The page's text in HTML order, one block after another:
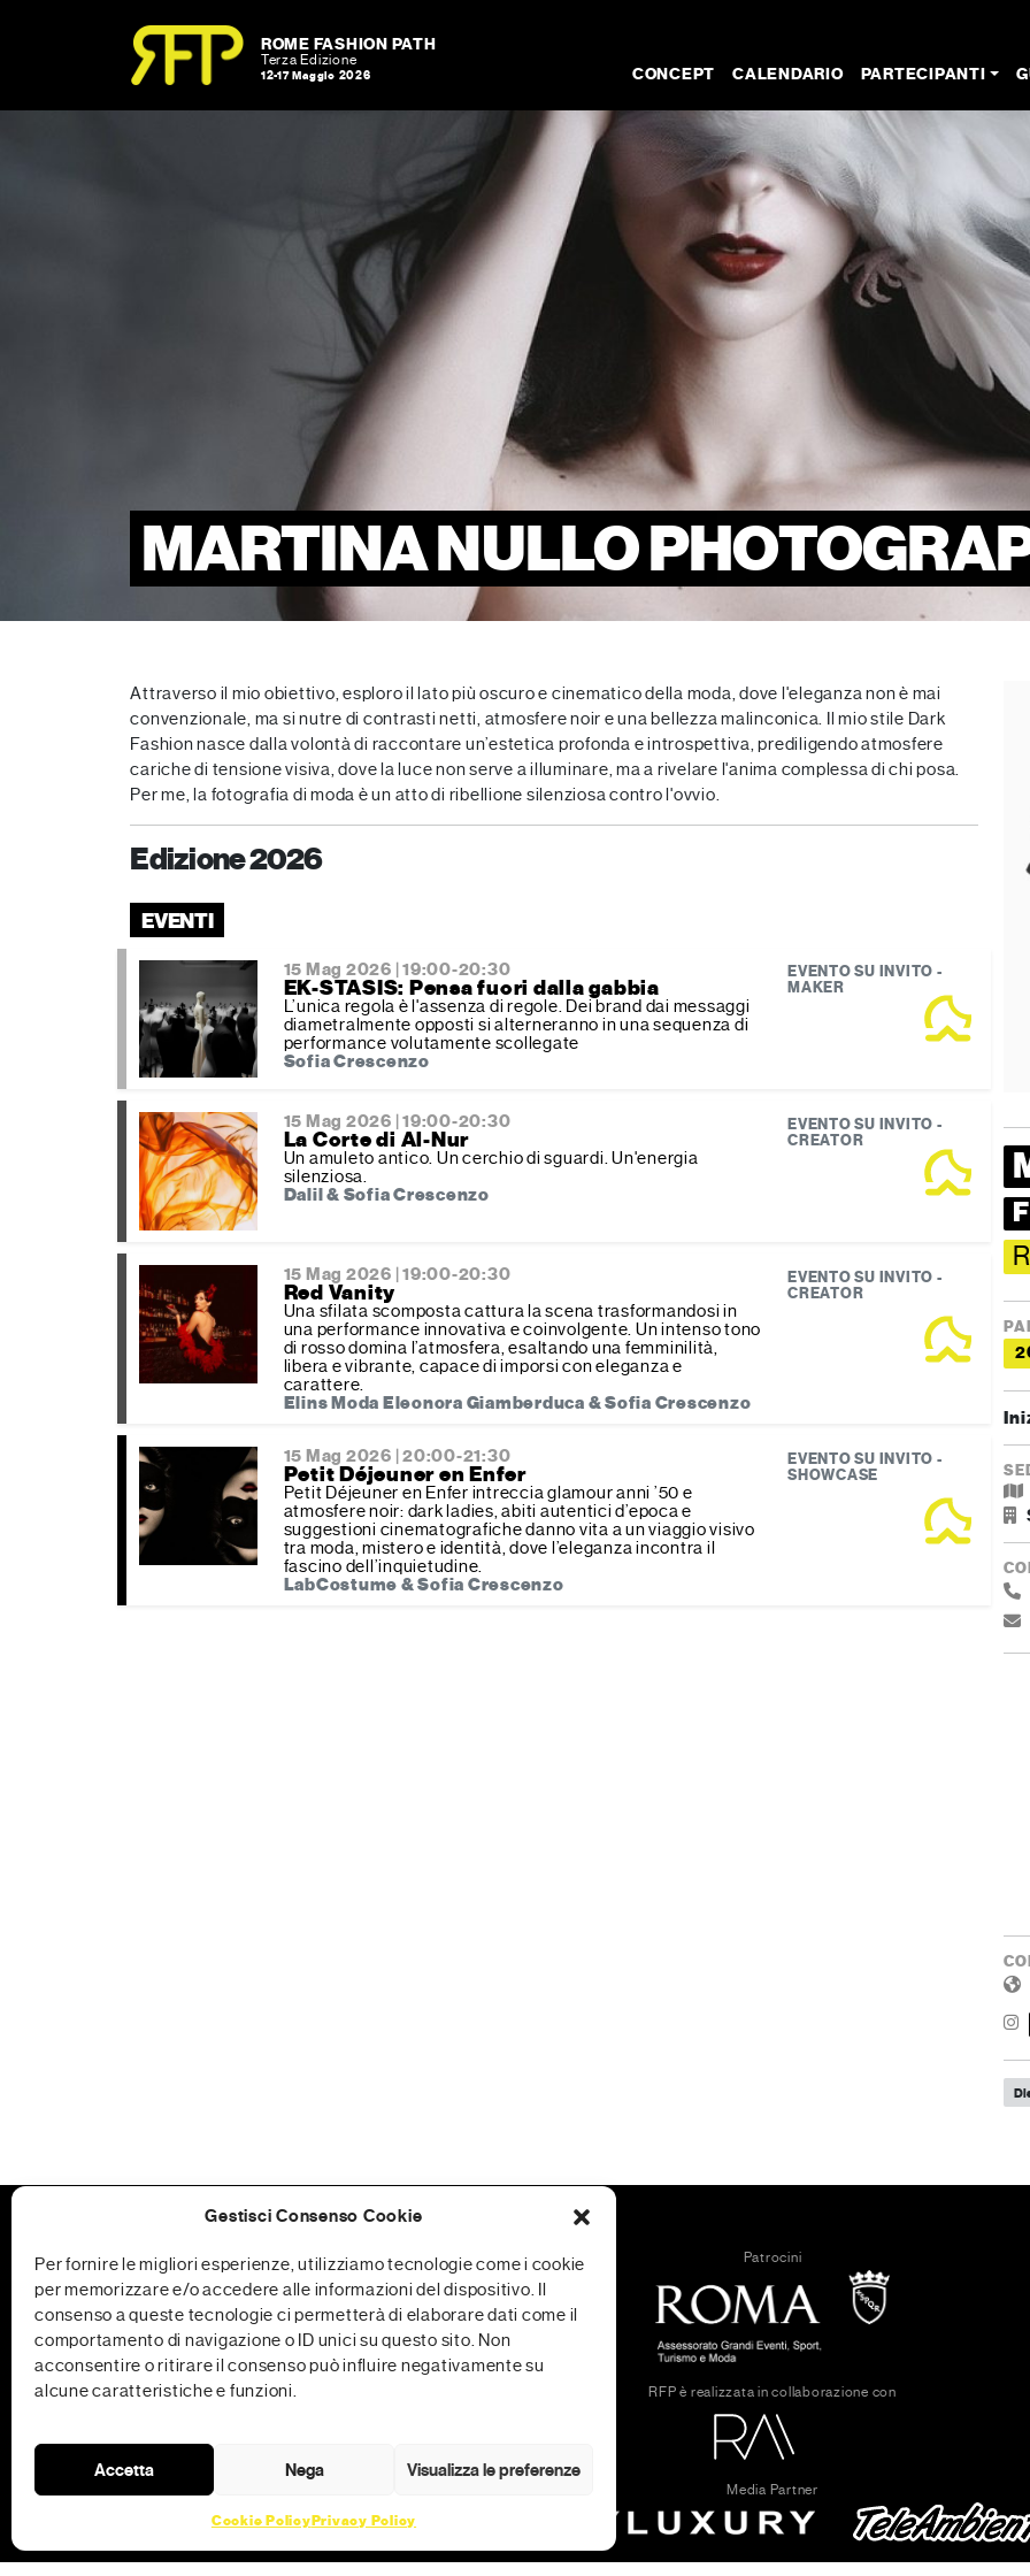
Gestisci Consenso Cookie
Per fornire le migliori esperienze, utilizziamo tecnologie come i cookie
per memorizzare e/o accedere alle informazioni del dispositivo. Il
consenso a queste tecnologie ci permetterà di elaborare dati come il
comportamento di navigazione o ID unici su questo sito. Non
acconsentire o ritirare il consenso può influire negativamente su
alcune caratteristiche e funzioni.
Accetta Nega Visualizza le preferenze
Cookie Policy Privacy Policy
ROME FASHION PATH
Terza Edizione
12-17 Maggio 2026 CONCEPT CALENDARIO PARTECIPANTI
MARTINA NULLO
Attraverso il mio obiettivo, esploro il lato più oscuro e cinematico della moda, dove l'eleganza non è mai
convenzionale, ma si nutre di contrasti netti, atmosfere noir e una bellezza malinconica. Il mio stile Dark
Fashion nasce dalla volontà di raccontare un’estetica profonda e introspettiva, prediligendo atmosfere
cariche di tensione visiva, dove la luce non serve a illuminare, ma a rivelare l'anima complessa di chi posa.
Per me, la fotografia di moda è un atto di ribellione silenziosa contro l'ovvio.
Edizione 2026
EVENTI
15 Mag 2026 | 19:00-20:30
EK-STASIS: Pensa fuori dalla gabbia
L’unica regola è l'assenza di regole. Dei brand dai messaggi
diametralmente opposti si alterneranno in una sequenza di
performance volutamente scollegate
Sofia Crescenzo
EVENTO SU INVITO -
MAKER
15 Mag 2026 | 19:00-20:30
La Corte di Al-Nur
Un amuleto antico. Un cerchio di sguardi. Un'energia
silenziosa.
Dalil & Sofia Crescenzo
EVENTO SU INVITO -
CREATOR
15 Mag 2026 | 19:00-20:30
Red Vanity
Una sfilata scomposta cattura la scena trasformandosi in
una performance innovativa e coinvolgente. Un intenso tono
di rosso domina l’atmosfera, esaltando una femminilità,
libera e vibrante, capace di imporsi con eleganza e
carattere.
Elins Moda Eleonora Giamberduca & Sofia Crescenzo
EVENTO SU INVITO -
CREATOR
15 Mag 2026 | 20:00-21:30
Petit Déjeuner en Enfer
Petit Déjeuner en Enfer intreccia glamour anni ’50 e
atmosfere noir: dark ladies, abiti autentici d’epoca e
suggestioni cinematografiche danno vita a un viaggio visivo
tra moda, mistero e identità, dove l’eleganza incontra il
fascino dell’inquietudine.
LabCostume & Sofia Crescenzo
EVENTO SU INVITO -
SHOWCASE
Strumenti di comunicazione
Patrocini
RFP è realizzata in collaborazione con
Media Partner